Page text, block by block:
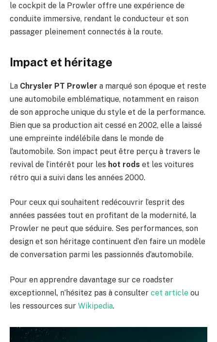
le cockpit de la Prowler offre une expérience de
conduite immersive, rendant le conducteur et son
passager pleinement connectés à la route.
Impact et héritage
La Chrysler PT Prowler a marqué son époque et reste
une automobile emblématique, notamment en raison
de son approche unique du style et de la performance.
Bien que sa production ait cessé en 2002, elle a laissé
une empreinte indélébile dans le monde de
l’automobile. Son impact peut être perçu à travers le
revival de l’intérêt pour les hot rods et les voitures
rétro qui a suivi dans les années 2000.
Pour ceux qui souhaitent redécouvrir l’esprit des
années passées tout en profitant de la modernité, la
Prowler ne peut que séduire. Ses performances, son
design et son héritage continuent d’en faire un modèle
de conversation parmi les passionnés d’automobile.
Pour en apprendre davantage sur ce roadster
exceptionnel, n’hésitez pas à consulter cet article ou
les ressources sur Wikipedia.